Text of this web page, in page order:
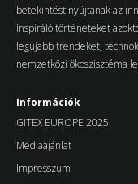
betekintést nyújtanak az
inspiráló történeteket
legújabb trendeket,
nemzetközi ökoszisztéma
Információk
GITEX EUROPE 2025
Médiaajánlat
Impresszum